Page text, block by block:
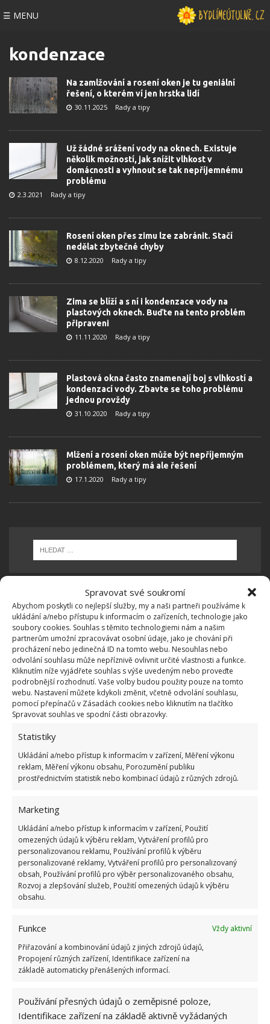
Spravovat své soukromí
Abychom poskytli co nejlepší služby, my a naši partneři používáme k
ukládání a/nebo přístupu k informacím o zařízeních, technologie jako
soubory cookies. Souhlas s těmito technologiemi nám a našim
partnerům umožní zpracovávat osobní údaje, jako je chování při
procházení nebo jedinečná ID na tomto webu. Nesouhlas nebo
odvolání souhlasu může nepříznivě ovlivnit určité vlastnosti a funkce.
Kliknutím níže vyjádřete souhlas s výše uvedeným nebo proveďte
podrobnější rozhodnutí. Vaše volby budou použity pouze na tomto
webu. Nastavení můžete kdykoli změnit, včetně odvolání souhlasu,
pomocí přepínačů v Zásadách cookies nebo kliknutím na tlačítko
Spravovat souhlas ve spodní části obrazovky.
Statistiky
Ukládání a/nebo přístup k informacím v zařízení, Měření výkonu
reklam, Měření výkonu obsahu, Porozumění publiku
prostřednictvím statistik nebo kombinací údajů z různých zdrojů.
Marketing
Ukládání a/nebo přístup k informacím v zařízení, Použití
omezených údajů k výběru reklam, Vytváření profilů pro
personalizovanou reklamu, Používání profilů k výběru
personalizované reklamy, Vytváření profilů pro personalizovaný
obsah, Používání profilů pro výběr personalizovaného obsahu,
Rozvoj a zlepšování služeb, Použití omezených údajů k výběru
obsahu.
Funkce
Vždy aktivní
Přiřazování a kombinování údajů z jiných zdrojů údajů,
Propojení různých zařízení, Identifikace zařízení na
základě automaticky přenášených informací.
Používání přesných údajů o zeměpisné poloze,
Identifikace zařízení na základě aktivně vyžádaných
☰ MENU
kondenzace
Na zamlžování a rosení oken je tu geniální
řešení, o kterém ví jen hrstka lidí
30.11.2025 Rady a tipy
Už žádné srážení vody na oknech. Existuje
několik možností, jak snížit vlhkost v
domácnosti a vyhnout se tak nepříjemnému
problému
2.3.2021 Rady a tipy
Rosení oken přes zimu lze zabránit. Stačí
nedělat zbytečné chyby
8.12.2020 Rady a tipy
Zima se blíží a s ní i kondenzace vody na
plastových oknech. Buďte na tento problém
připraveni
11.11.2020 Rady a tipy
Plastová okna často znamenají boj s vlhkostí a
kondenzací vody. Zbavte se toho problému
jednou provždy
31.10.2020 Rady a tipy
Mlžení a rosení oken může být nepříjemným
problémem, který má ale řešení
17.1.2020 Rady a tipy
OBLÍBENÉ ČLÁNKY
Pokuta až 10 000 Kč hrozí za nesprávné sekání i
nesekání trávy. Záleží i na prostředku a lokaci
1.6.2026
Kvíz na téma pionýrské tábory za socialismu:
Kdo je zažil, bez problému získá 12 ze 12 bodů
Test znalostí o každodenní realitě za
komunismu: 10 retro otázek ukáže, kdo má
dobrý přehled
Retro kvíz o oblíbených autech v dobách
socialismu: Tehdejší řidiči musí získat 10 z 10
bodů
6.5.2026
ŽHAVÉ NOVINKY
Mouchy raději poletí o domácnost dále. Kromě
8.8.2026